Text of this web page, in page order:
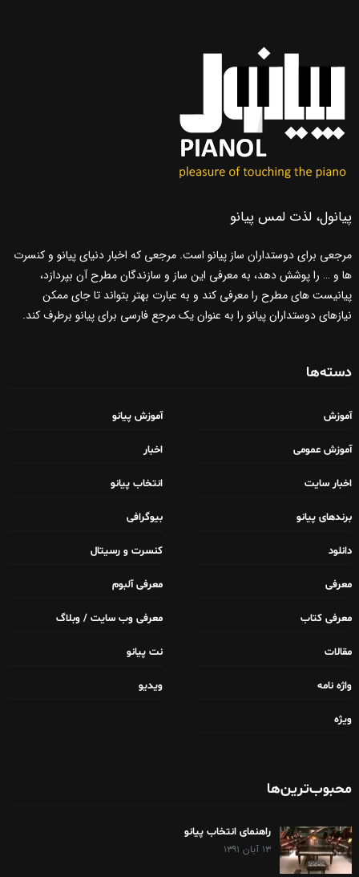
پیانول، لذت لمس پیانو
مرجعی برای دوستداران ساز پیانو است. مرجعی که اخبار دنیای پیانو و کنسرت
ها و … را پوشش دهد، به معرفی این ساز و سازندگان مطرح آن بپردازد،
پیانیست های مطرح را معرفی کند و به عبارت بهتر بتواند تا جای ممکن
نیازهای دوستداران پیانو را به عنوان یک مرجع فارسی برای پیانو برطرف کند.
دسته‌ها
آموزش آموزش پیانو
آموزش عمومی اخبار
اخبار سایت انتخاب پیانو
برندهای پیانو بیوگرافی
دانلود کنسرت و رسیتال
معرفی معرفی آلبوم
معرفی کتاب معرفی وب سایت / وبلاگ
مقالات نت پیانو
واژه نامه ویدیو
ویژه
محبوب‌ترین‌ها
راهنمای انتخاب پیانو
۱۳ آبان ۱۳۹۱